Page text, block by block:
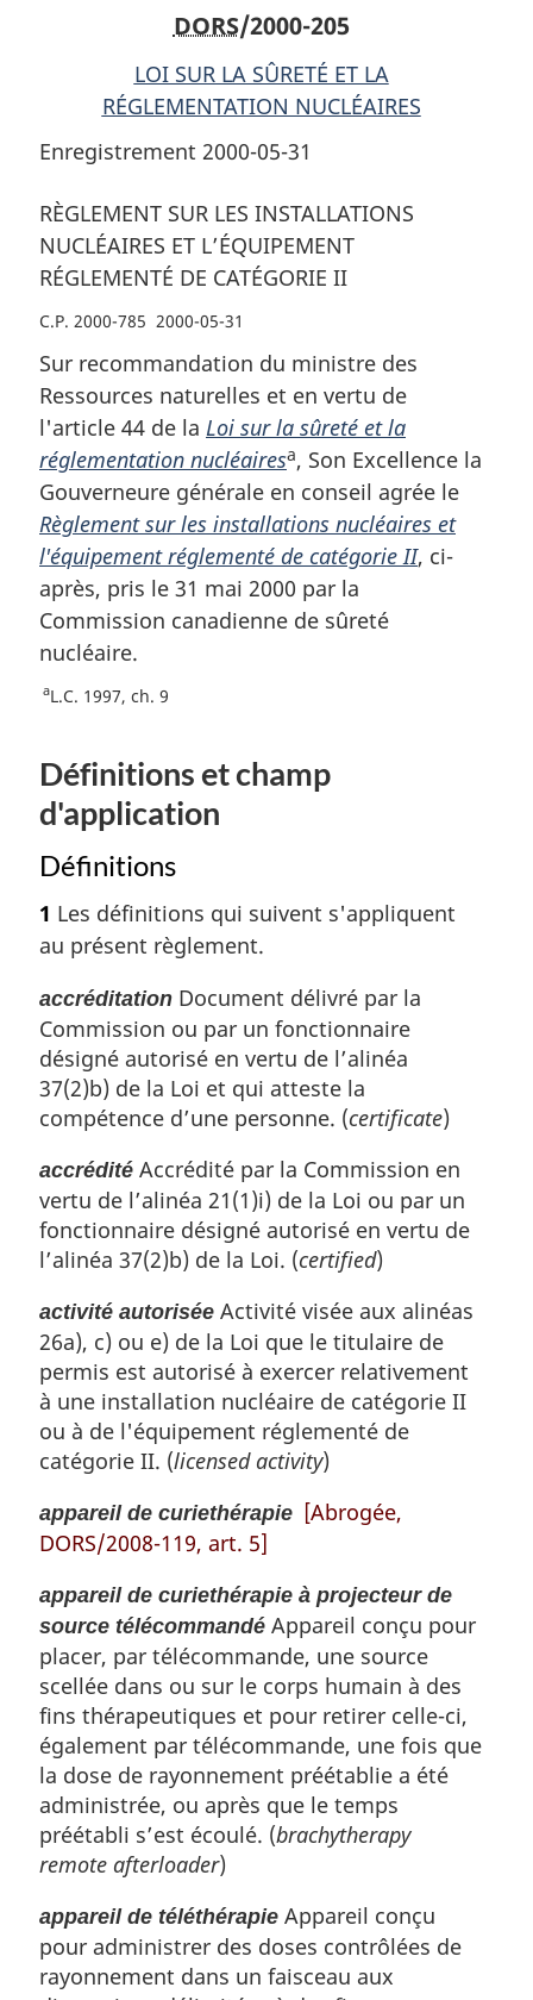
II
catégorie
II
catégorie
DORS/2000-205
LOI SUR LA SÛRETÉ ET LA
RÉGLEMENTATION NUCLÉAIRES
Enregistrement 2000-05-31
RÈGLEMENT SUR LES INSTALLATIONS
NUCLÉAIRES ET L’ÉQUIPEMENT
RÉGLEMENTÉ DE CATÉGORIE II
C.P. 2000-785 2000-05-31
Sur recommandation du ministre des
Ressources naturelles et en vertu de
l'article 44 de la Loi sur la sûreté et la
réglementation nucléairesa, Son Excellence la
Gouverneure générale en conseil agrée le
Règlement sur les installations nucléaires et
l'équipement réglementé de catégorie II, ci-
après, pris le 31 mai 2000 par la
Commission canadienne de sûreté
nucléaire.
aL.C. 1997, ch. 9
Définitions et champ
d'application
Définitions
1 Les définitions qui suivent s'appliquent
au présent règlement.
accréditation Document délivré par la
Commission ou par un fonctionnaire
désigné autorisé en vertu de l’alinéa
37(2)b) de la Loi et qui atteste la
compétence d’une personne. (certificate)
accrédité Accrédité par la Commission en
vertu de l’alinéa 21(1)i) de la Loi ou par un
fonctionnaire désigné autorisé en vertu de
l’alinéa 37(2)b) de la Loi. (certified)
activité autorisée Activité visée aux alinéas
26a), c) ou e) de la Loi que le titulaire de
permis est autorisé à exercer relativement
à une installation nucléaire de catégorie II
ou à de l'équipement réglementé de
catégorie II. (licensed activity)
appareil de curiethérapie [Abrogée,
DORS/2008-119, art. 5]
appareil de curiethérapie à projecteur de
source télécommandé Appareil conçu pour
placer, par télécommande, une source
scellée dans ou sur le corps humain à des
fins thérapeutiques et pour retirer celle-ci,
également par télécommande, une fois que
la dose de rayonnement préétablie a été
administrée, ou après que le temps
préétabli s’est écoulé. (brachytherapy
remote afterloader)
appareil de téléthérapie Appareil conçu
pour administrer des doses contrôlées de
rayonnement dans un faisceau aux